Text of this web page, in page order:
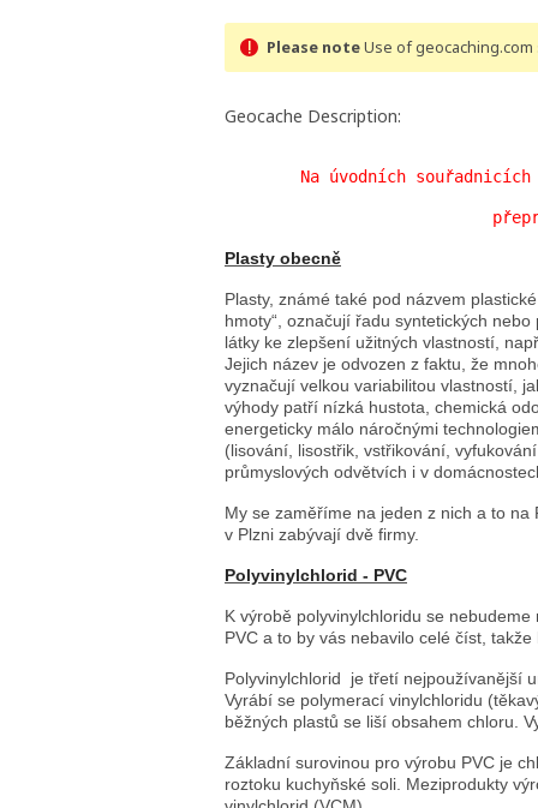
Please noteUse of
Geocache Description:
Na úvodních
Plasty obecně
Plasty, známé také pod názvem
hmoty“, označují řadu syntetických
látky ke zlepšení užitných vlastností,
Jejich název je odvozen z faktu, že
vyznačují velkou variabilitou vlastností,
výhody patří nízká hustota, chemická
energeticky málo náročnými
(lisování, lisostřik, vstřikování,
průmyslových odvětvích i v
My se zaměříme na jeden z nich a to
v Plzni zabývají dvě firmy.
Polyvinylchlorid - PVC
K výrobě polyvinylchloridu se
PVC a to by vás nebavilo celé číst,
Polyvinylchlorid je třetí nejpoužívanější
Vyrábí se polymerací vinylchloridu
běžných plastů se liší obsahem chloru.
Základní surovinou pro výrobu PVC je
roztoku kuchyňské soli. Meziprodukty